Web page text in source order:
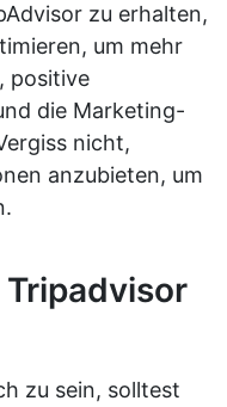
zu erhalten,
um mehr
positive
die Marketing-
nicht,
anzubieten, um
zu sein, solltest